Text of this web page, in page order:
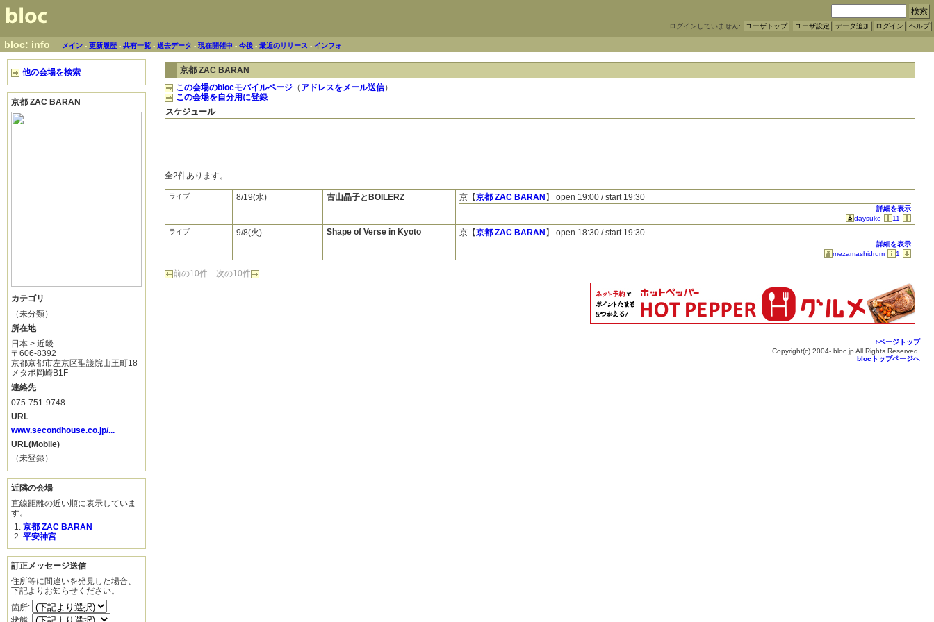
ログインしていません: ユーザトップ ユーザ設定 データ追加 ログイン ヘルプ
bloc: info メイン -更新履歴 -共有一覧 -過去データ -現在開催中 -今後 -最近のリリース - インフォ
他の会場を検索
京都 ZAC BARAN
カテゴリ
（未分類）
所在地
日本 > 近畿
〒606-8392
京都京都市左京区聖護院山王町18
メタボ岡崎B1F
連絡先
075-751-9748
URL
www.secondhouse.co.jp/...
URL(Mobile)
（未登録）
近隣の会場
直線距離の近い順に表示していま
す。
京都 ZAC BARAN
平安神宮
訂正メッセージ送信
住所等に間違いを発見した場合、
下記よりお知らせください。
箇所:
京都 ZAC BARAN
この会場のblocモバイルページ （ アドレスをメール送信）
この会場を自分用に登録
スケジュール
全2件あります。
ライブ 8/19(水) 古山晶子とBOILERZ 京【京都 ZAC BARAN 】 open 19:00 / start 19:30
詳細を表示
daysuke
11
ライブ
9/8(火) Shape of Verse in Kyoto 京【京都 ZAC BARAN 】 open 18:30 / start 19:30
詳細を表示
mezamashidrum
1
前の10件 次の10件
↑ページトップ
Copyright(c) 2004- bloc.jp All Rights Reserved.
blocトップページへ